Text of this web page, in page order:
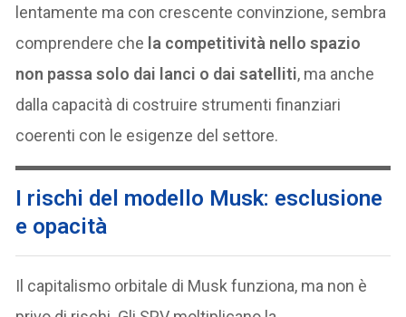
lentamente ma con crescente convinzione, sembra
comprendere che la competitività nello spazio
non passa solo dai lanci o dai satelliti, ma anche
dalla capacità di costruire strumenti finanziari
coerenti con le esigenze del settore.
I rischi del modello Musk: esclusione
e opacità
Il capitalismo orbitale di Musk funziona, ma non è